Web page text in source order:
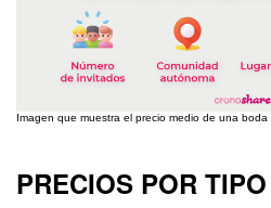
Imagen que muestra el precio medio de una boda
PRECIOS POR